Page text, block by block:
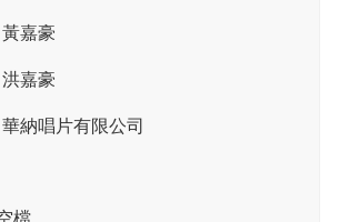
黃嘉豪
洪嘉豪
華納唱片有限公司